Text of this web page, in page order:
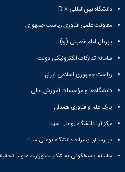
دانشگاه بین‌المللی D-۸
معاونت علمی فناوری ریاست جمهوری
پورتال امام خمینی (ره)
سامانه تدارکات الکترونیکی دولت
ریاست جمهوری اسلامی ایران
دانشگاه‌ها و مؤسسات آموزش عالی
پارک علم و فناوری همدان
مرکز آپا دانشگاه بوعلی سینا
دبیرستان پسرانه دانشگاه بوعلی سینا
سامانه پاسخگوئی به شکایات وزارت علوم،